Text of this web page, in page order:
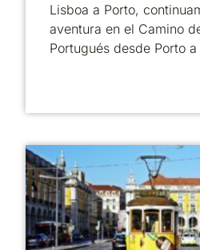
Lisboa a Porto,
aventura en el Camino
Portugués desde Porto